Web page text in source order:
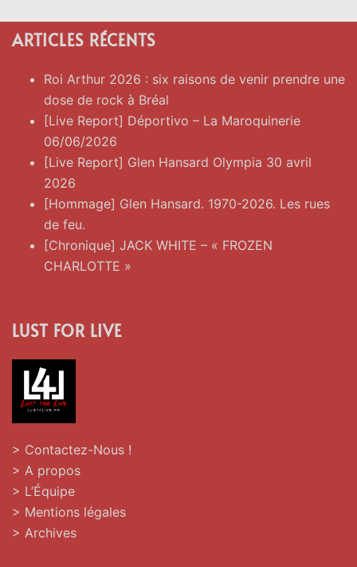
ARTICLES RÉCENTS
Roi Arthur 2026 : six raisons de venir prendre une
dose de rock à Bréal
[Live Report] Déportivo – La Maroquinerie
06/06/2026
[Live Report] Glen Hansard Olympia 30 avril
2026
[Hommage] Glen Hansard. 1970-2026. Les rues
de feu.
[Chronique] JACK WHITE – « FROZEN
CHARLOTTE »
LUST FOR LIVE
> Contactez-Nous !
> A propos
> L’Équipe
> Mentions légales
> Archives